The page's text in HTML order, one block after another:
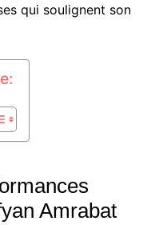
qui soulignent son
Amrabat